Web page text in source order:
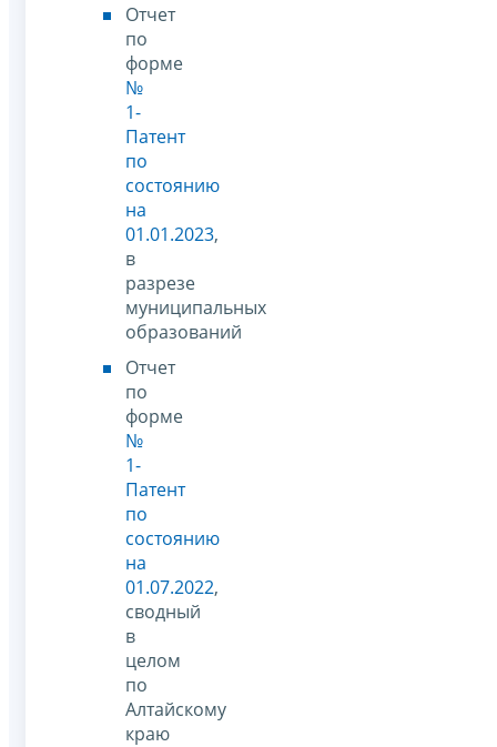
Отчет
по
форме
№
1-
Патент
по
состоянию
на
01.01.2023,
в
разрезе
муниципальных
образований
Отчет
по
форме
№
1-
Патент
по
состоянию
на
01.07.2022,
сводный
в
целом
по
Алтайскому
краю